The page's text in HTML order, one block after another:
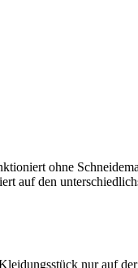
ohne
auf den
nur auf